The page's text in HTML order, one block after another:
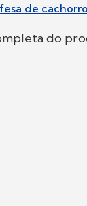
de
do